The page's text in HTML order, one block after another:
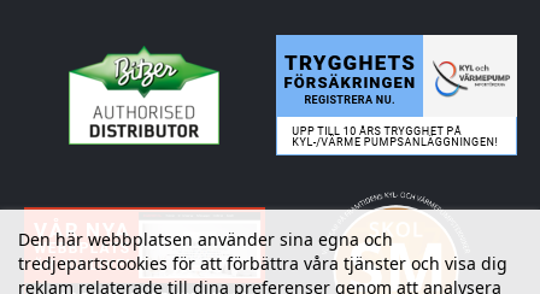
Den här webbplatsen använder sina egna och
tredjepartscookies för att förbättra våra tjänster och visa dig
reklam relaterade till dina preferenser genom att analysera